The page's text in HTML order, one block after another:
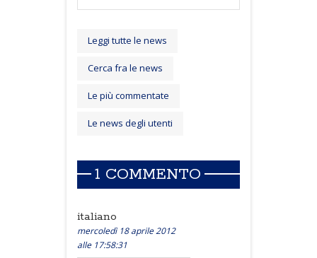
Leggi tutte le news
Cerca fra le news
Le più commentate
Le news degli utenti
1 COMMENTO
italiano
mercoledì 18 aprile 2012
alle 17:58:31